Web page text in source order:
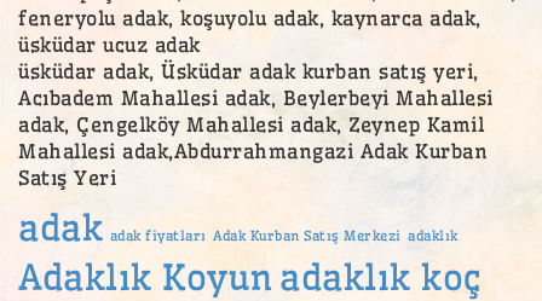
feneryolu adak, koşuyolu adak, kaynarca adak,
üsküdar ucuz adak
üsküdar adak, Üsküdar adak kurban satış yeri,
Acıbadem Mahallesi adak, Beylerbeyi Mahallesi
adak, Çengelköy Mahallesi adak, Zeynep Kamil
Mahallesi adak,Abdurrahmangazi Adak Kurban
Satış Yeri
adak adak fiyatları Adak Kurban Satış Merkezi adaklık
Adaklık Koyun adaklık koç